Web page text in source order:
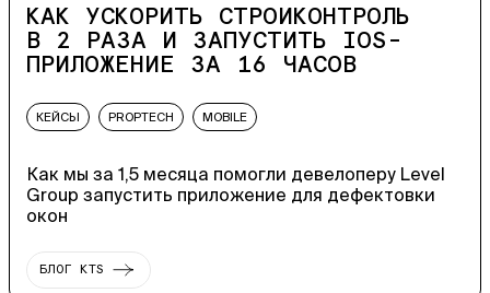
КАК УСКОРИТЬ СТРОЙКОНТРОЛЬ
В 2 РАЗА И ЗАПУСТИТЬ IOS-
ПРИЛОЖЕНИЕ ЗА 16 ЧАСОВ
КЕЙСЫ PROPTECH MOBILE
Как мы за 1,5 месяца помогли девелоперу Level
Group запустить приложение для дефектовки
окон
БЛОГ KTS